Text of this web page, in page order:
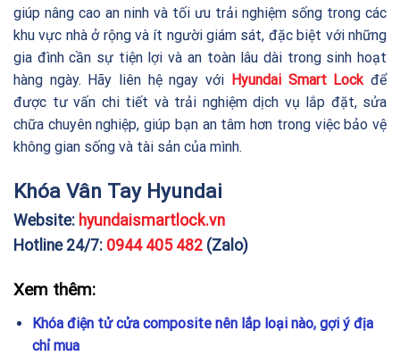
giúp nâng cao an ninh và tối ưu trải nghiệm sống trong các
khu vực nhà ở rộng và ít người giám sát, đặc biệt với những
gia đình cần sự tiện lợi và an toàn lâu dài trong sinh hoạt
hàng ngày. Hãy liên hệ ngay với Hyundai Smart Lock để
được tư vấn chi tiết và trải nghiệm dịch vụ lắp đặt, sửa
chữa chuyên nghiệp, giúp bạn an tâm hơn trong việc bảo vệ
không gian sống và tài sản của mình.
Khóa Vân Tay Hyundai
Website: hyundaismartlock.vn
Hotline 24/7: 0944 405 482 (Zalo)
Xem thêm:
Khóa điện tử cửa composite nên lắp loại nào, gợi ý địa
chỉ mua